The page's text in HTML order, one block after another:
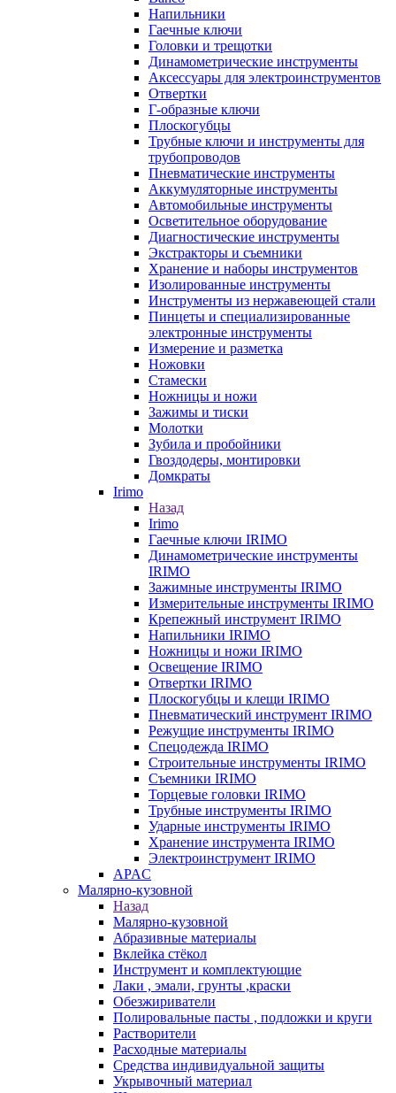
Напильники
Гаечные ключи
Головки и трещотки
Динамометрические инструменты
Аксессуары для электроинструментов
Отвертки
Г-образные ключи
Плоскогубцы
Трубные ключи и инструменты для
трубопроводов
Пневматические инструменты
Аккумуляторные инструменты
Автомобильные инструменты
Осветительное оборудование
Диагностические инструменты
Экстракторы и съемники
Хранение и наборы инструментов
Изолированные инструменты
Инструменты из нержавеющей стали
Пинцеты и специализированные
электронные инструменты
Измерение и разметка
Ножовки
Стамески
Ножницы и ножи
Зажимы и тиски
Молотки
Зубила и пробойники
Гвоздодеры, монтировки
Домкраты
Irimo
Назад
Irimo
Гаечные ключи IRIMO
Динамометрические инструменты
IRIMO
Зажимные инструменты IRIMO
Измерительные инструменты IRIMO
Крепежный инструмент IRIMO
Напильники IRIMO
Ножницы и ножи IRIMO
Освещение IRIMO
Отвертки IRIMO
Плоскогубцы и клещи IRIMO
Пневматический инструмент IRIMO
Режущие инструменты IRIMO
Спецодежда IRIMO
Строительные инструменты IRIMO
Съемники IRIMO
Торцевые головки IRIMO
Трубные инструменты IRIMO
Ударные инструменты IRIMO
Хранение инструмента IRIMO
Электроинструмент IRIMO
APAC
Малярно-кузовной
Назад
Малярно-кузовной
Абразивные материалы
Вклейка стёкол
Инструмент и комплектующие
Лаки , эмали, грунты ,краски
Обезжириватели
Полировальные пасты , подложки и круги
Растворители
Расходные материалы
Средства индивидуальной защиты
Укрывочный материал